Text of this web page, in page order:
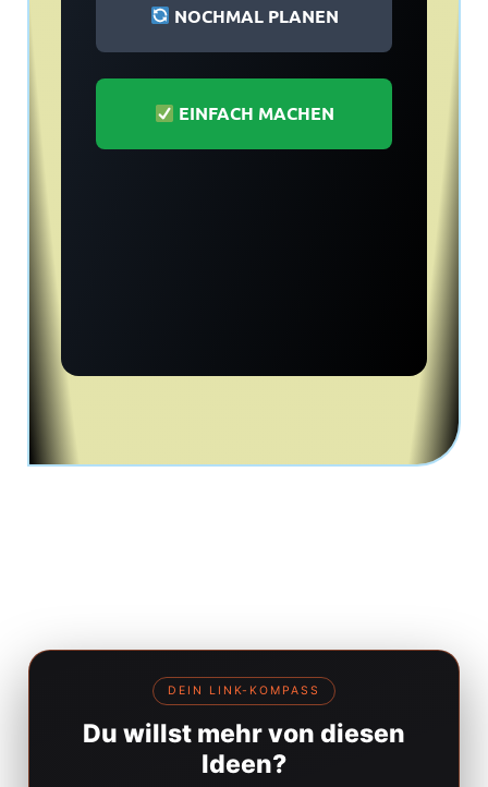
NOCHMAL PLANEN
EINFACH MACHEN
DEIN LINK-KOMPASS
Du willst mehr von diesen
Ideen?